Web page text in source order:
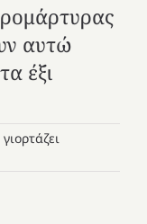
αυτώ
έξι